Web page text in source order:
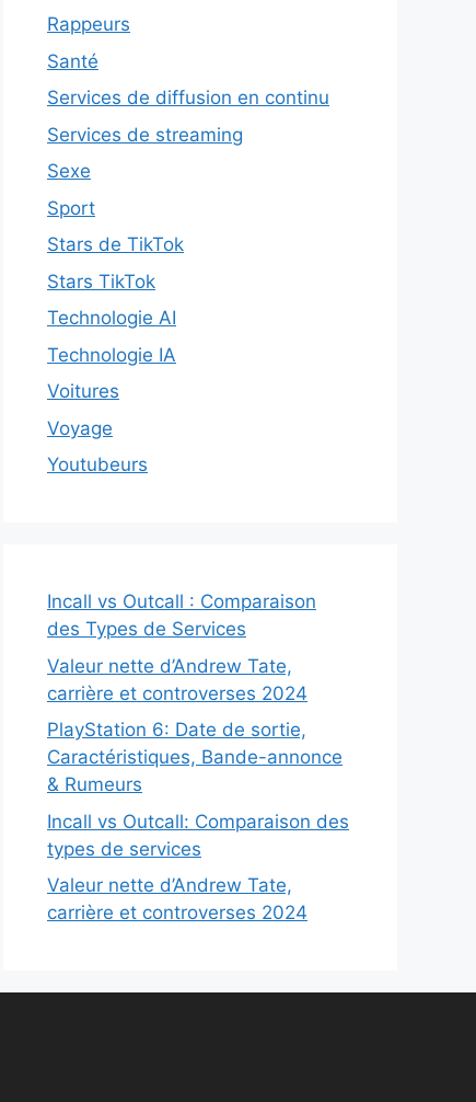
Rappeurs
Santé
Services de diffusion en continu
Services de streaming
Sexe
Sport
Stars de TikTok
Stars TikTok
Technologie AI
Technologie IA
Voitures
Voyage
Youtubeurs
Incall vs Outcall : Comparaison
des Types de Services
Valeur nette d’Andrew Tate,
carrière et controverses 2024
PlayStation 6: Date de sortie,
Caractéristiques, Bande-annonce
& Rumeurs
Incall vs Outcall: Comparaison des
types de services
Valeur nette d’Andrew Tate,
carrière et controverses 2024